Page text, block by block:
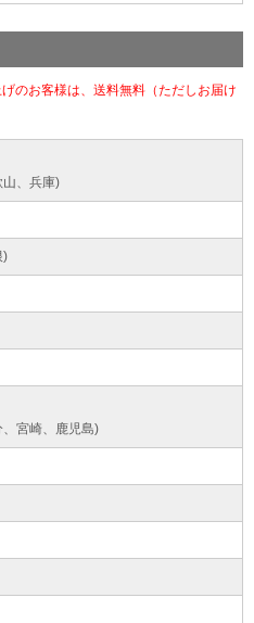
のお客様は、送料無料（ただしお届け
山、兵庫)
)
宮崎、鹿児島)